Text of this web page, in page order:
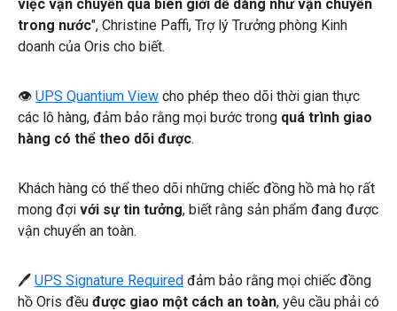
việc vận chuyển qua biên giới dễ dàng như vận chuyển
trong nước", Christine Paffi, Trợ lý Trưởng phòng Kinh
doanh của Oris cho biết.
👁 UPS Quantium View cho phép theo dõi thời gian thực
các lô hàng, đảm bảo rằng mọi bước trong quá trình giao
hàng có thể theo dõi được.
Khách hàng có thể theo dõi những chiếc đồng hồ mà họ rất
mong đợi với sự tin tưởng, biết rằng sản phẩm đang được
vận chuyển an toàn.
🖊 UPS Signature Required đảm bảo rằng mọi chiếc đồng
hồ Oris đều được giao một cách an toàn, yêu cầu phải có